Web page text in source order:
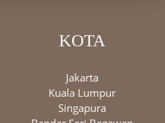
KOTA
Jakarta
Kuala Lumpur
Singapura